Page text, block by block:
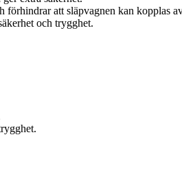
förhindrar att släpvagnen kan kopplas
och trygghet.